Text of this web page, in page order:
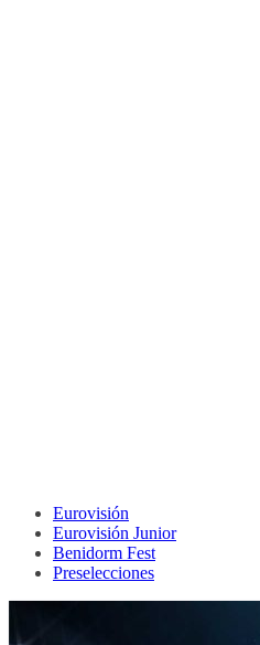
Eurovisión
Eurovisión Junior
Benidorm Fest
Preselecciones